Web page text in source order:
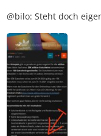
@bilo: Steht doch